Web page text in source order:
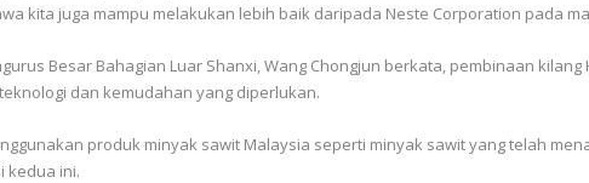
kita juga mampu melakukan lebih baik daripada Neste Corporation pada
Besar Bahagian Luar Shanxi, Wang Chongjun berkata, pembinaan
dan kemudahan yang diperlukan.
produk minyak sawit Malaysia seperti minyak sawit yang telah
kedua ini.